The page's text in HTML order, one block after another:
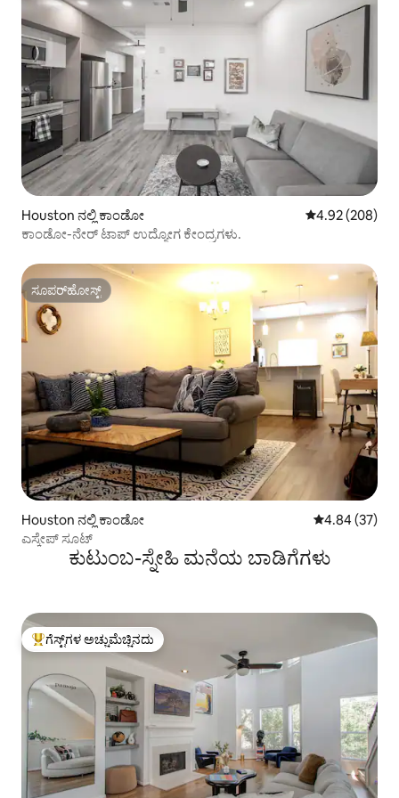
Houston ನಲ್ಲಿ ಕಾಂಡೋ 5 ರಲ್ಲಿ 4.92
4.92 (208)
ಕಾಂಡೋ-ನೇರ್ ಟಾಪ್ ಉದ್ಯೋಗ ಕೇಂದ್ರಗಳು.
ಸೂಪರ್‌ಹೋಸ್ಟ್
ಸೂಪರ್‌ಹೋಸ್ಟ್
Houston ನಲ್ಲಿ ಕಾಂಡೋ 5 ರಲ್ಲಿ 4.84
4.84 (37)
ಎಸ್ಕೇಪ್ ಸೂಟ್
ಕುಟುಂಬ-ಸ್ನೇಹಿ ಮನೆಯ ಬಾಡಿಗೆಗಳು
ಗೆಸ್ಟ್‌ಗಳಿಗೆ ಅತಿ ಹೆಚ್ಚು ಅಚ್ಚುಮೆಚ್ಚಿನದು
ಗೆಸ್ಟ್‌ಗಳ ಅಚ್ಚುಮೆಚ್ಚಿನದು